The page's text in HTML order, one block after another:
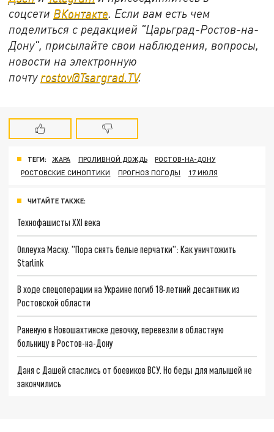
соцсети ВКонтакте . Если вам есть чем
поделиться с редакцией "Царьград-Ростов-на-
Дону", присылайте свои наблюдения, вопросы,
новости на электронную
почту rostov@Tsargrad.ТV.
ТЕГИ: ЖАРА ПРОЛИВНОЙ ДОЖДЬ
РОСТОВ-НА-ДОНУ
РОСТОВСКИЕ СИНОПТИКИ
ПРОГНОЗ ПОГОДЫ 17 ИЮЛЯ
ЧИТАЙТЕ ТАКЖЕ:
Технофашисты XXI века
Оплеуха Маску. "Пора снять белые перчатки": Как уничтожить
Starlink
В ходе спецоперации на Украине погиб 18-летний десантник из
Ростовской области
Раненую в Новошахтинске девочку, перевезли в областную
больницу в Ростов-на-Дону
Даня с Дашей спаслись от боевиков ВСУ. Но беды для малышей не
закончились